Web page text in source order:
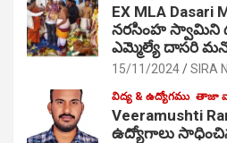
EX MLA Dasari
నరసింహ స్వామిని
ఎమ్మెల్యే దాసరి
15/11/2024 SIRA
విద్య & ఉద్యోగము తాజా
Veeramushti
ఉద్యోగాలు